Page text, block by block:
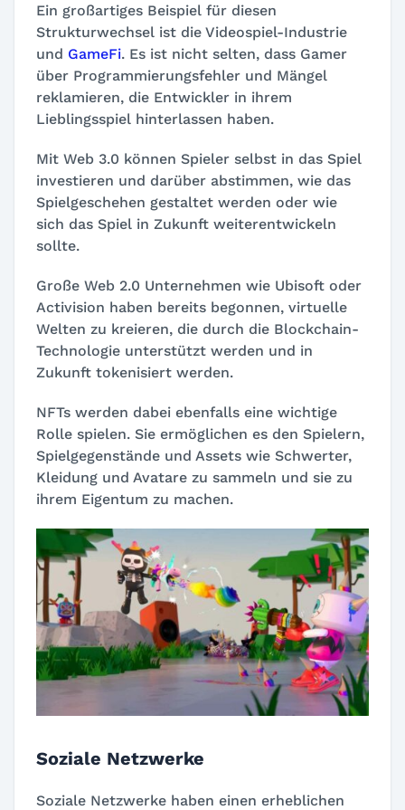
Ein großartiges Beispiel für diesen
Strukturwechsel ist die Videospiel-Industrie
und GameFi. Es ist nicht selten, dass Gamer
über Programmierungsfehler und Mängel
reklamieren, die Entwickler in ihrem
Lieblingsspiel hinterlassen haben.
Mit Web 3.0 können Spieler selbst in das Spiel
investieren und darüber abstimmen, wie das
Spielgeschehen gestaltet werden oder wie
sich das Spiel in Zukunft weiterentwickeln
sollte.
Große Web 2.0 Unternehmen wie Ubisoft oder
Activision haben bereits begonnen, virtuelle
Welten zu kreieren, die durch die Blockchain-
Technologie unterstützt werden und in
Zukunft tokenisiert werden.
NFTs werden dabei ebenfalls eine wichtige
Rolle spielen. Sie ermöglichen es den Spielern,
Spielgegenstände und Assets wie Schwerter,
Kleidung und Avatare zu sammeln und sie zu
ihrem Eigentum zu machen.
Soziale Netzwerke
Soziale Netzwerke haben einen erheblichen